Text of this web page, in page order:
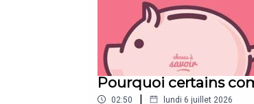
Pourquoi certains
02:50 | lundi 6 juillet 2026